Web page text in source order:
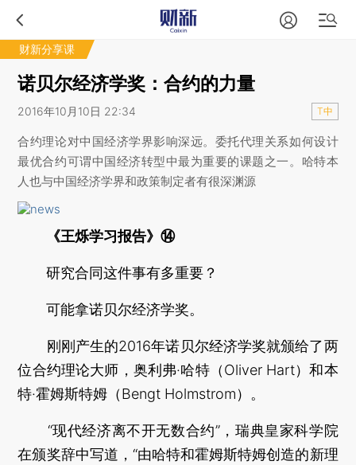
财新分享课
诺贝尔经济学奖：合约的力量
2016年10月10日 22:34 T中
合约理论对中国经济学界影响深远。委托代理关系如何设计
最优合约可谓中国经济转型中最为重要的课题之一。哈特本
人也与中国经济学界和政策制定者有很深渊源
《王烁学习报告》⑭
研究合同这件事有多重要？
可能拿诺贝尔经济学奖。
刚刚产生的2016年诺贝尔经济学奖就颁给了两
位合约理论大师，奥利弗·哈特（Oliver Hart）和本
特·霍姆斯特姆（Bengt Holmstrom）。
“现代经济离不开无数合约”，瑞典皇家科学院
在颁奖辞中写道，“由哈特和霍姆斯特姆创造的新理